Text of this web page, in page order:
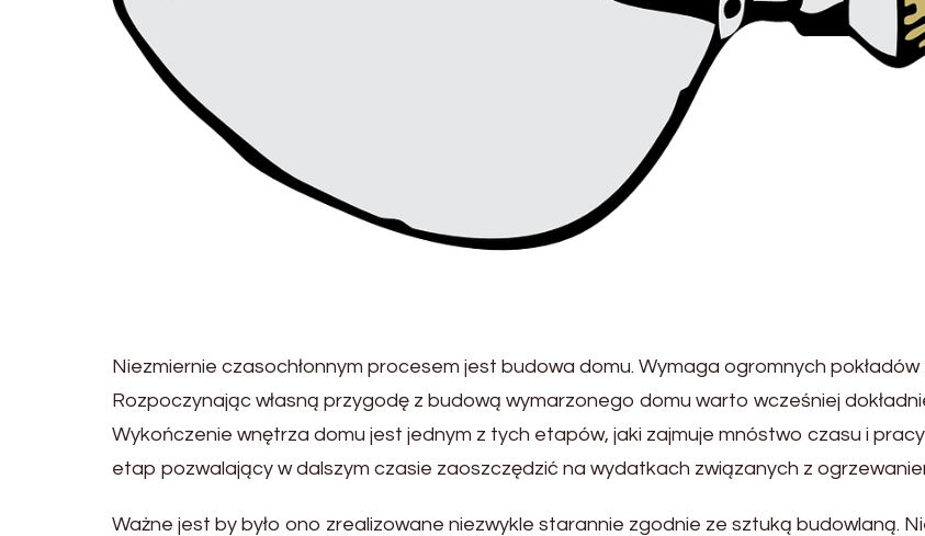
Niezmiernie czasochłonnym procesem jest budowa domu. Wymaga ogromnych
Rozpoczynając własną przygodę z budową wymarzonego domu warto wcześniej
Wykończenie wnętrza domu jest jednym z tych etapów, jaki zajmuje mnóstwo czasu i
etap pozwalający w dalszym czasie zaoszczędzić na wydatkach związanych z
Ważne jest by było ono zrealizowane niezwykle starannie zgodnie ze sztuką budowlaną.